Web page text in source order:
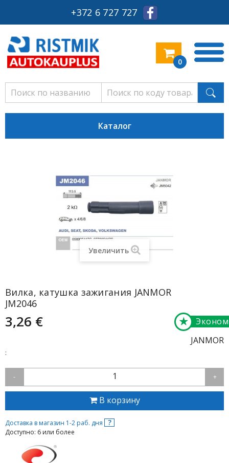
+372 6 727 727
0
Каталог
Увеличить
Вилка, катушка зажигания JANMOR
JM2046
3,26 € Эконом
★
JANMOR
:
- 1 +
В корзину
Доставка в магазин 1-2 раб. дня ?
Доступно: 6 или более